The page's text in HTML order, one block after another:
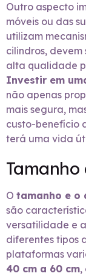
Outro aspecto
móveis ou das
utilizam
cilindros, devem
alta qualidade
Investir em
não apenas
mais segura,
custo-benefício
terá uma vida
Tamanho
O tamanho e o
são
versatilidade e
diferentes tipos
plataformas
40 cm a 60 cm,